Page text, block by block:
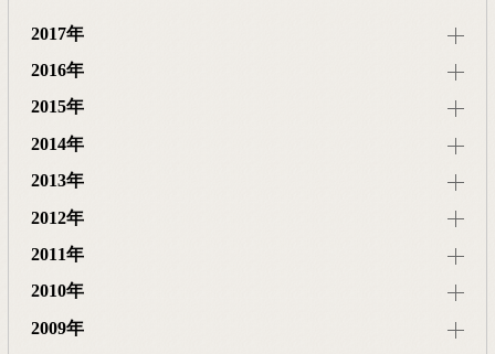
2017年
2016年
2015年
2014年
2013年
2012年
2011年
2010年
2009年